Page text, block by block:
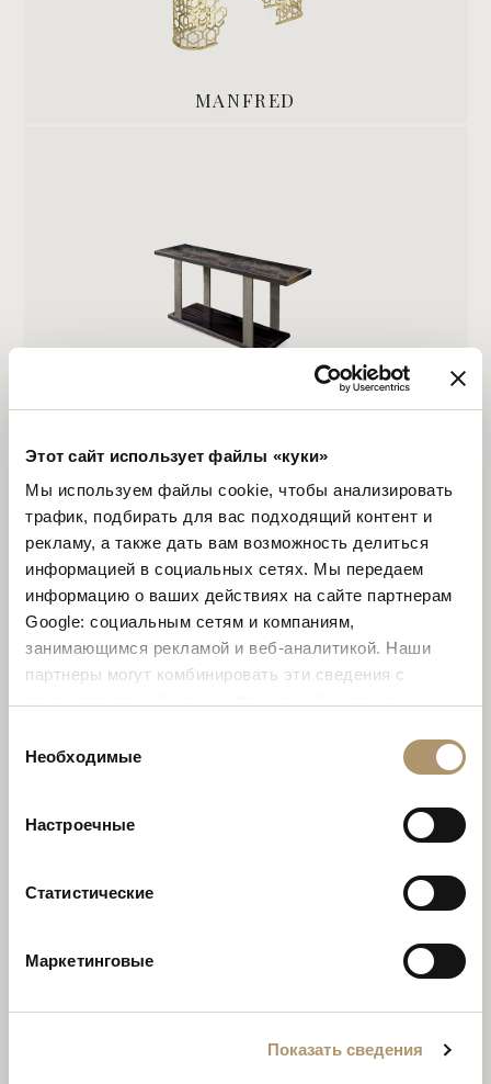
Этот сайт использует файлы «куки»
Мы используем файлы cookie, чтобы анализировать
трафик, подбирать для вас подходящий контент и
рекламу, а также дать вам возможность делиться
информацией в социальных сетях. Мы передаем
информацию о ваших действиях на сайте партнерам
Google: социальным сетям и компаниям,
занимающимся рекламой и веб-аналитикой. Наши
партнеры могут комбинировать эти сведения с
вами их сервисов. Продолжая использовать наш сайт,
согласия
Необходимые
Настроечные
Статистические
Маркетинговые
Показать сведения
MANFRED
LAYER
SCHUBERT CONSOLE